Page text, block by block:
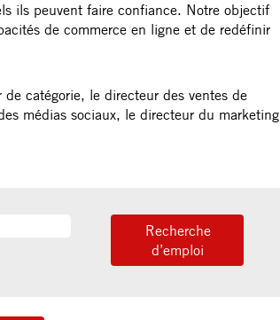
ils peuvent faire confiance. Notre objectif
de commerce en ligne et de redéfinir
catégorie, le directeur des ventes de
médias sociaux, le directeur du marketing